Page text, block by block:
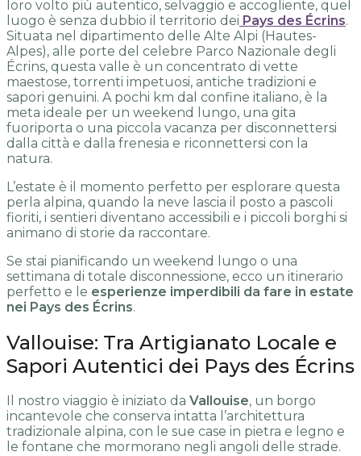
loro volto più autentico, selvaggio e accogliente, quel
luogo è senza dubbio il territorio dei Pays des Écrins.
Situata nel dipartimento delle Alte Alpi (Hautes-
Alpes), alle porte del celebre Parco Nazionale degli
Écrins, questa valle è un concentrato di vette
maestose, torrenti impetuosi, antiche tradizioni e
sapori genuini. A pochi km dal confine italiano, è la
meta ideale per un weekend lungo, una gita
fuoriporta o una piccola vacanza per disconnettersi
dalla città e dalla frenesia e riconnettersi con la
natura.
L’estate è il momento perfetto per esplorare questa
perla alpina, quando la neve lascia il posto a pascoli
fioriti, i sentieri diventano accessibili e i piccoli borghi si
animano di storie da raccontare.
Se stai pianificando un weekend lungo o una
settimana di totale disconnessione, ecco un itinerario
perfetto e le esperienze imperdibili da fare in estate
nei Pays des Écrins.
Vallouise: Tra Artigianato Locale e
Sapori Autentici dei Pays des Écrins
Il nostro viaggio è iniziato da Vallouise, un borgo
incantevole che conserva intatta l’architettura
tradizionale alpina, con le sue case in pietra e legno e
le fontane che mormorano negli angoli delle strade.